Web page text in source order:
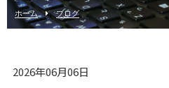
ホーム ブログ
2026年06月06日